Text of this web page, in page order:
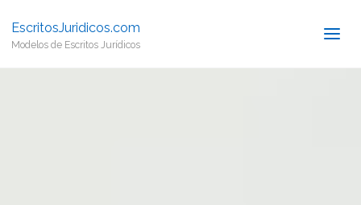
EscritosJuridicos.com
Modelos de Escritos Jurídicos